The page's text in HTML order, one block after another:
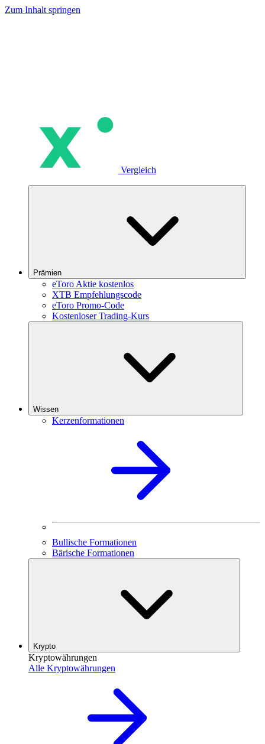
Zum Inhalt springen
Vergleich
Prämien
eToro Aktie kostenlos
XTB Empfehlungscode
eToro Promo-Code
Kostenloser Trading-Kurs
Wissen
Kerzenformationen
Bullische Formationen
Bärische Formationen
Krypto
Kryptowährungen
Alle Kryptowährungen